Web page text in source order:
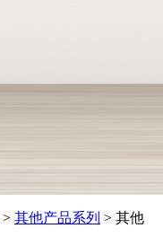
> 其他产品系列 > 其他